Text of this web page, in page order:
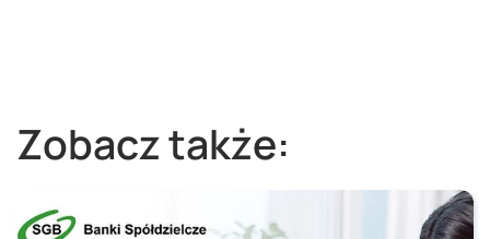
Zobacz także: